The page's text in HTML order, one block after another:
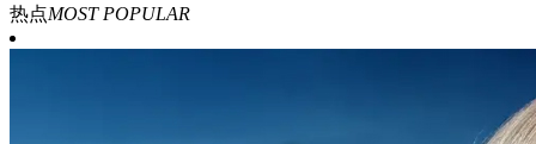
热点MOST POPULAR